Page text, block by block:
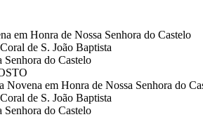
em Honra de Nossa Senhora do Castelo
de S. João Baptista
do Castelo
Novena em Honra de Nossa Senhora do
de S. João Baptista
do Castelo